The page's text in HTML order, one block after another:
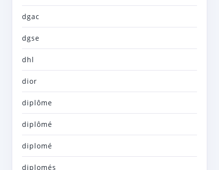
dgac
dgse
dhl
dior
diplôme
diplômé
diplomé
diplomés